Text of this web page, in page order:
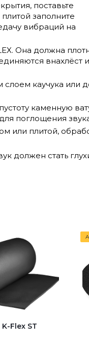
поставьте
заполните
вибраций на
Она должна
внахлёст и
каучука или
каменную
поглощения
или плитой,
должен стать
Flex ST